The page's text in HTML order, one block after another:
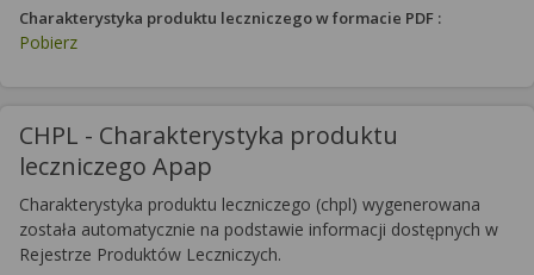
Charakterystyka produktu leczniczego w formacie PDF :
Pobierz
CHPL - Charakterystyka produktu
leczniczego Apap
Charakterystyka produktu leczniczego (chpl) wygenerowana
została automatycznie na podstawie informacji dostępnych w
Rejestrze Produktów Leczniczych.